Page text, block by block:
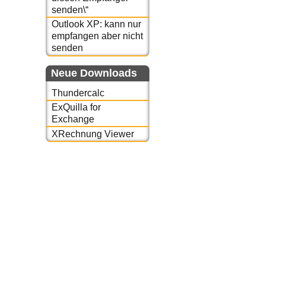
senden\“
Outlook XP: kann nur
empfangen aber nicht
senden
Neue Downloads
Thundercalc
ExQuilla for
Exchange
XRechnung Viewer